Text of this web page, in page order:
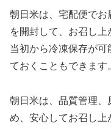
朝日米は、宅配便で
を開封して、お召し
当初から冷凍保存が
ておくこともできます
朝日米は、品質管理、
め、安心してお召し上